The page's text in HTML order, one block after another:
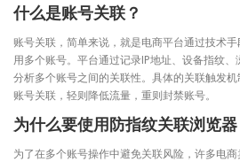
什么是账号关联？
账号关联，简单来说，就是电商平台通过技术
用多个账号。平台通过记录IP地址、设备指纹、
分析多个账号之间的关联性。具体的关联触发
账号关联，轻则降低流量，重则封禁账号。
为什么要使用防指纹关联浏览器
为了在多个账号操作中避免关联风险，许多电